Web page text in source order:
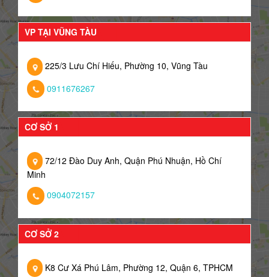
VP TẠI VŨNG TÀU
225/3 Lưu Chí Hiếu, Phường 10, Vũng Tàu
0911676267
CƠ SỞ 1
72/12 Đào Duy Anh, Quận Phú Nhuận, Hồ Chí
Minh
0904072157
CƠ SỞ 2
K8 Cư Xá Phú Lâm, Phường 12, Quận 6, TPHCM